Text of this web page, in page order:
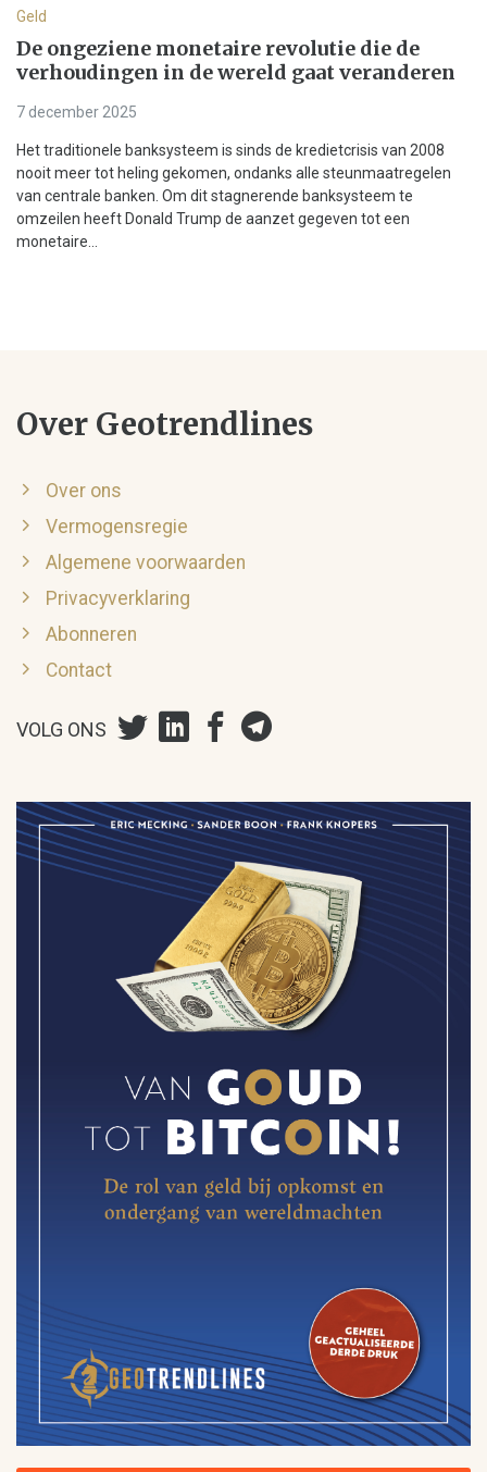
Geld
De ongeziene monetaire revolutie die de
verhoudingen in de wereld gaat veranderen
7 december 2025
Het traditionele banksysteem is sinds de kredietcrisis van 2008
nooit meer tot heling gekomen, ondanks alle steunmaatregelen
van centrale banken. Om dit stagnerende banksysteem te
omzeilen heeft Donald Trump de aanzet gegeven tot een
monetaire...
Over Geotrendlines
Over ons
Vermogensregie
Algemene voorwaarden
Privacyverklaring
Abonneren
Contact
VOLG ONS